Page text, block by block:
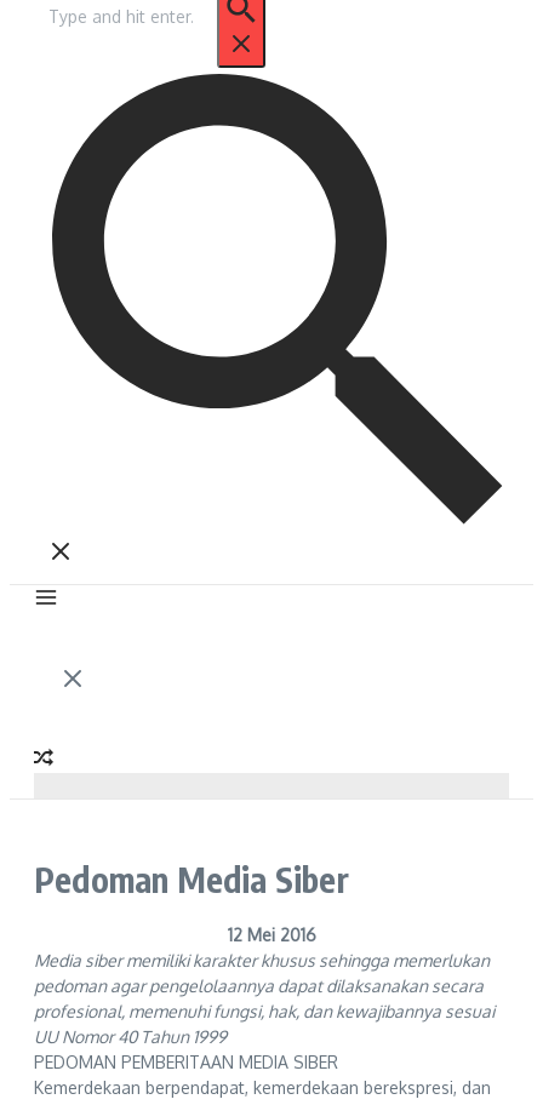
untuk:
Pedoman Media Siber
12 Mei 2016
Media siber memiliki karakter khusus sehingga memerlukan
pedoman agar pengelolaannya dapat dilaksanakan secara
profesional, memenuhi fungsi, hak, dan kewajibannya sesuai
UU Nomor 40 Tahun 1999
PEDOMAN PEMBERITAAN MEDIA SIBER
Kemerdekaan berpendapat, kemerdekaan berekspresi, dan